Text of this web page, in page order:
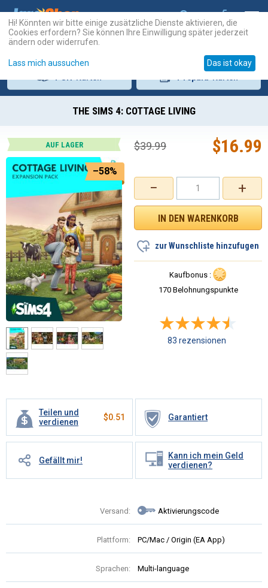
THE SIMS 4: COTTAGE LIVING
AUF LAGER
–58%
Teilen und
verdienen
$0.51 Garantiert
Gefällt mir!
Kann ich mein Geld
verdienen?
Versand: Aktivierungscode
Plattform: PC/Mac / Origin (EA App)
Sprachen: Multi-language
+
−
$16.99
$39.99
zur Wunschliste hinzufugen
Kaufbonus :
170 Belohnungspunkte
83 rezensionen
Hi! Könnten wir bitte einige zusätzliche Dienste aktivieren, die
Cookies erfordern? Sie können Ihre Einwilligung später jederzeit
ändern oder widerrufen.
Lass mich aussuchen Das ist okay